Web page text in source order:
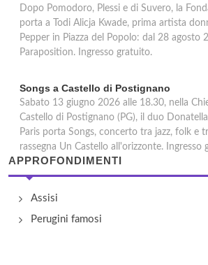
Dopo Pomodoro, Plessi e di Suvero, la
porta a Todi Alicja Kwade, prima artista
Pepper in Piazza del Popolo: dal 28 agosto
Paraposition. Ingresso gratuito.
Songs a Castello di Postignano
Sabato 13 giugno 2026 alle 18.30, nella
Castello di Postignano (PG), il duo
Paris porta Songs, concerto tra jazz, folk e
rassegna Un Castello all'orizzonte. Ingresso
APPROFONDIMENTI
Assisi
Perugini famosi